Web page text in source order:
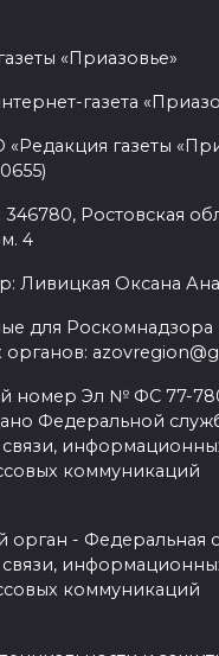
«Приазовье»
газета
газеты
Ростовская
4
Ливицкая Оксана
для Роскомнадзора
органов:
номер Эл № ФС 77-
Федеральной
коммуникаций
орган - Федеральная
коммуникаций